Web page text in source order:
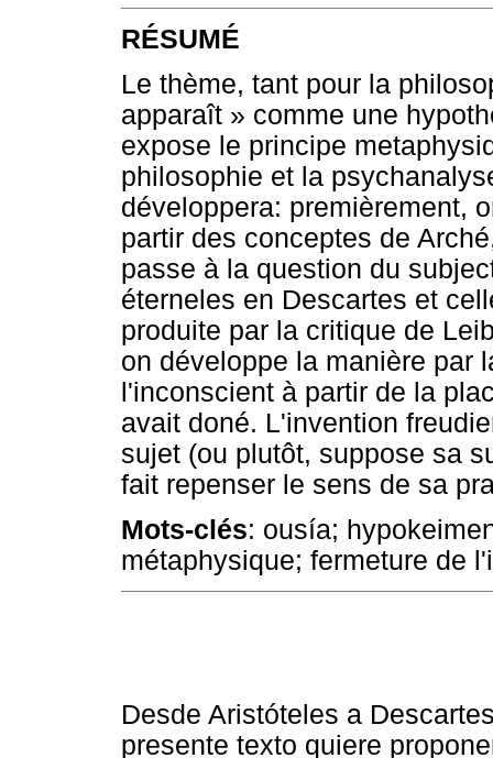
RÉSUMÉ
Le thème, tant pour la
apparaît » comme une
expose le principe
philosophie et la
développera: premièrement,
partir des conceptes de
passe à la question du
éterneles en Descartes et
produite par la critique de
on développe la manière par
l'inconscient à partir de la
avait doné. L'invention
sujet (ou plutôt, suppose sa
fait repenser le sens de sa
Mots-clés: ousía;
métaphysique; fermeture de
Desde Aristóteles a
presente texto quiere